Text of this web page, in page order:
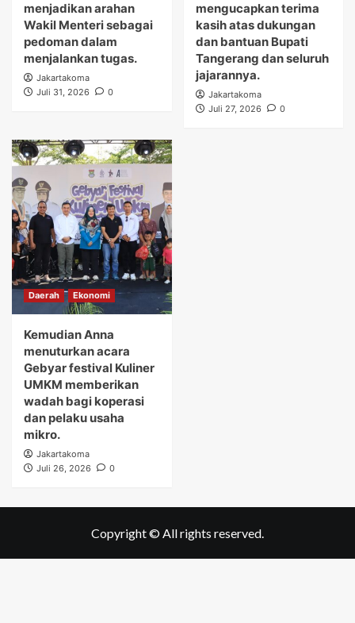
menjadikan arahan
Wakil Menteri sebagai
pedoman dalam
menjalankan tugas.
Jakartakoma
Juli 31, 2026
0
mengucapkan terima
kasih atas dukungan
dan bantuan Bupati
Tangerang dan seluruh
jajarannya.
Jakartakoma
Juli 27, 2026
0
Daerah Ekonomi
Kemudian Anna
menuturkan acara
Gebyar festival Kuliner
UMKM memberikan
wadah bagi koperasi
dan pelaku usaha
mikro.
Jakartakoma
Juli 26, 2026
0
Copyright © All rights reserved.